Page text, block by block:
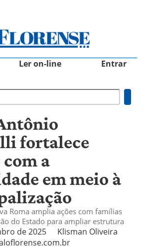
Ler on-line Entrar
fortalece
a
em meio à
Roma amplia ações com famílias
do Estado para ampliar estrutura
de 2025
Klisman Oliveira